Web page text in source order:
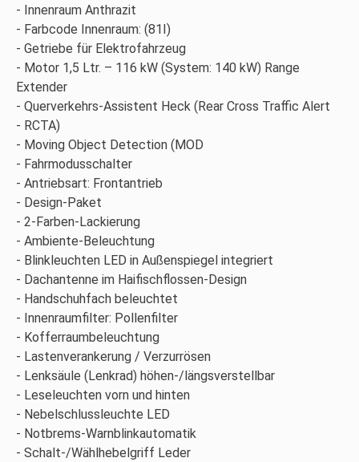
Innenraum Anthrazit
Farbcode Innenraum: (81I)
Getriebe für Elektrofahrzeug
Motor 1,5 Ltr. – 116 kW (System: 140 kW) Range
Extender
Querverkehrs-Assistent Heck (Rear Cross Traffic Alert
RCTA)
Moving Object Detection (MOD
Fahrmodusschalter
Antriebsart: Frontantrieb
Design-Paket
2-Farben-Lackierung
Ambiente-Beleuchtung
Blinkleuchten LED in Außenspiegel integriert
Dachantenne im Haifischflossen-Design
Handschuhfach beleuchtet
Innenraumfilter: Pollenfilter
Kofferraumbeleuchtung
Lastenverankerung / Verzurrösen
Lenksäule (Lenkrad) höhen-/längsverstellbar
Leseleuchten vorn und hinten
Nebelschlussleuchte LED
Notbrems-Warnblinkautomatik
Schalt-/Wählhebelgriff Leder